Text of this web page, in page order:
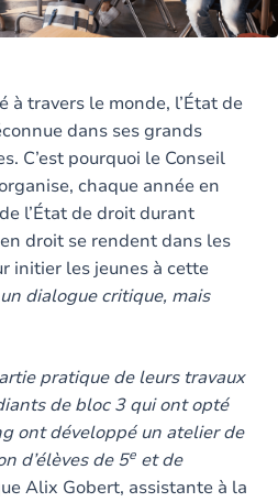
à travers le monde, l’État de
dans ses grands
C’est pourquoi le Conseil
chaque année en
l’État de droit durant
droit se rendent dans les
initier les jeunes à cette
un dialogue critique, mais
pratique de leurs travaux
de bloc 3 qui ont opté
ont développé un atelier de
d’élèves de 5e et de
Alix Gobert, assistante à la